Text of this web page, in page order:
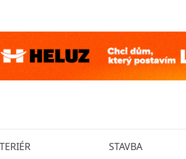
STAVBA